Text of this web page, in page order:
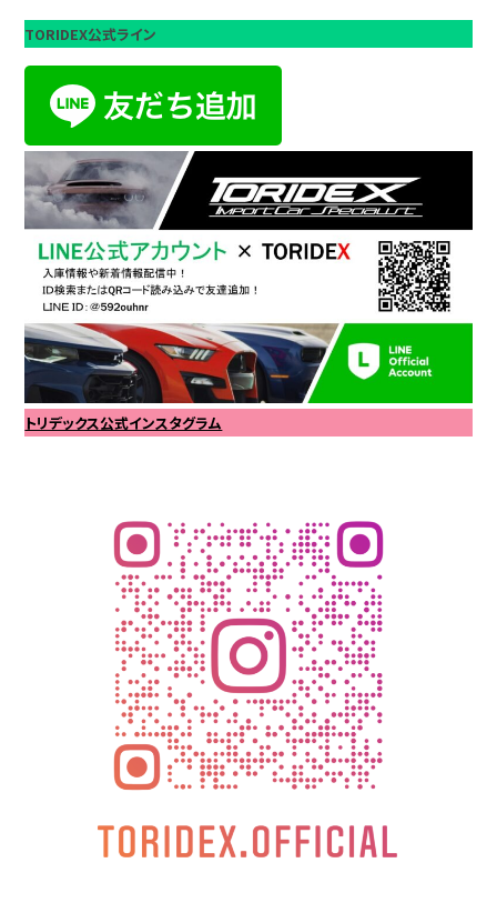
TORIDEX公式ライン
トリデックス公式インスタグラム